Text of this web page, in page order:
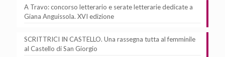
A Travo: concorso letterario e serate letterarie dedicate a
Giana Anguissola. XVI edizione
SCRITTRICI IN CASTELLO. Una rassegna tutta al femminile
al Castello di San Giorgio